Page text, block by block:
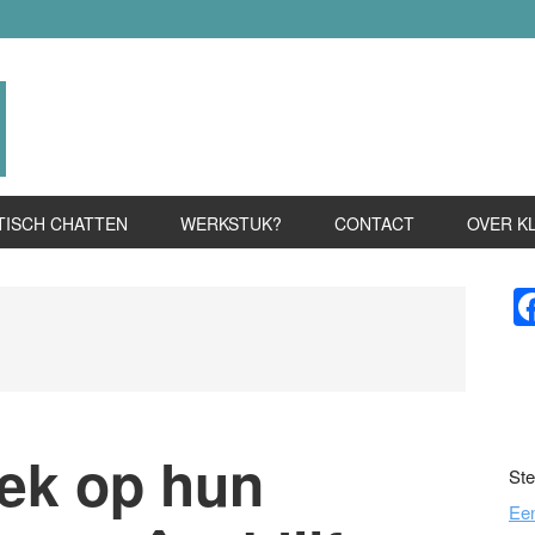
CHATTEN WERKSTUK? CONTACT OVER
op hun